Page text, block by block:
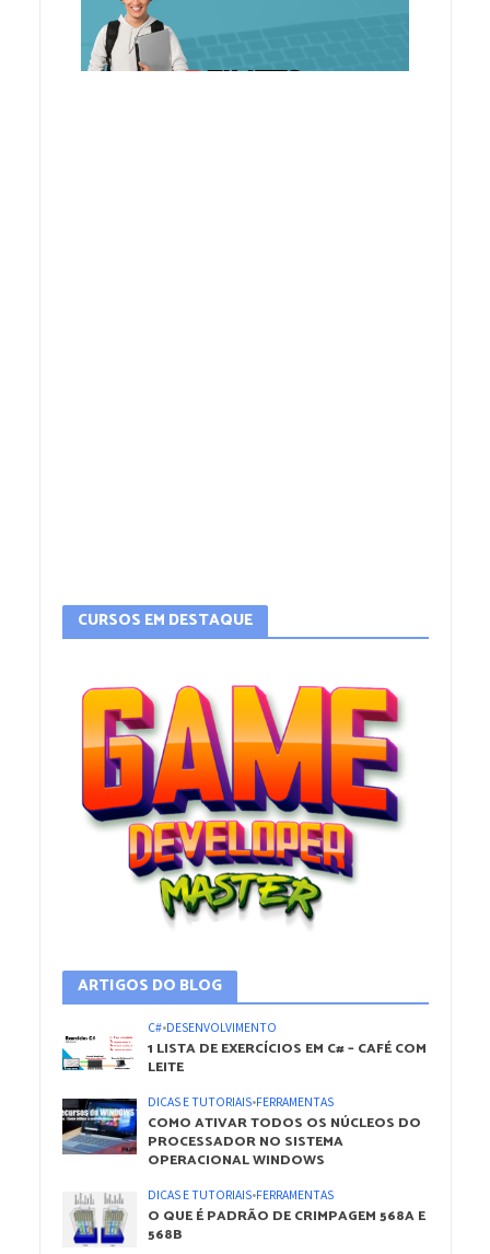
CURSOS EM DESTAQUE
ARTIGOS DO BLOG
C#•DESENVOLVIMENTO
1 LISTA DE EXERCÍCIOS EM C# – CAFÉ COM
LEITE
DICAS E TUTORIAIS•FERRAMENTAS
COMO ATIVAR TODOS OS NÚCLEOS DO
PROCESSADOR NO SISTEMA
OPERACIONAL WINDOWS
DICAS E TUTORIAIS•FERRAMENTAS
O QUE É PADRÃO DE CRIMPAGEM 568A E
568B